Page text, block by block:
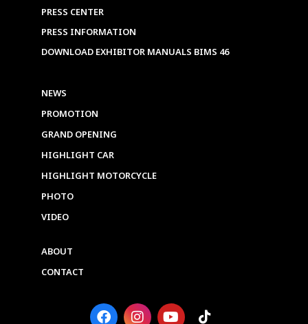
PRESS CENTER
PRESS INFORMATION
DOWNLOAD EXHIBITOR MANUALS BIMS 46
NEWS
PROMOTION
GRAND OPENING
HIGHLIGHT CAR
HIGHLIGHT MOTORCYCLE
PHOTO
VIDEO
ABOUT
CONTACT
F I Y T